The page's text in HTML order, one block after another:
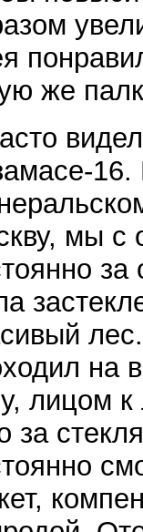
же
16.
мы с
на
лицом к
за